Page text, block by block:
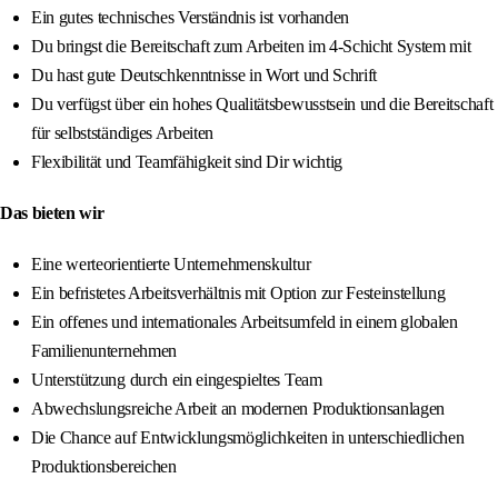
Ein gutes technisches Verständnis ist vorhanden
Du bringst die Bereitschaft zum Arbeiten im 4-Schicht System mit
Du hast gute Deutschkenntnisse in Wort und Schrift
Du verfügst über ein hohes Qualitätsbewusstsein und die Bereitschaft
für selbstständiges Arbeiten
Flexibilität und Teamfähigkeit sind Dir wichtig
Das bieten wir
Eine werteorientierte Unternehmenskultur
Ein befristetes Arbeitsverhältnis mit Option zur Festeinstellung
Ein offenes und internationales Arbeitsumfeld in einem globalen
Familienunternehmen
Unterstützung durch ein eingespieltes Team
Abwechslungsreiche Arbeit an modernen Produktionsanlagen
Die Chance auf Entwicklungsmöglichkeiten in unterschiedlichen
Produktionsbereichen